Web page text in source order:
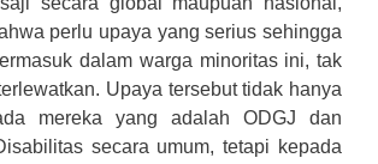
perlu upaya yang serius sehingga
dalam warga minoritas ini, tak
Upaya tersebut tidak hanya
mereka yang adalah ODGJ dan
secara umum, tetapi kepada